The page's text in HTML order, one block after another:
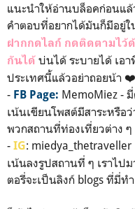
แนะนำให้อ่านบล็อคก่อนแล้
คำตอบที่อยากได้มันก็มีอยู่
ฝากกดไลก์ กดติดตามไว้
กันได้ บ่นได้ ระบายได้ เอ
ประเทศนี้แล้วอย่าถอยน้
- FB Page: MemoMiez -
เน้นเขียนโพสต์มีสาระหรือ
พวกสถานที่ท่องเที่ยวต่าง ๆ
- IG: miedya_thetraveller
เน้นลงรูปสถานที่ ๆ เราไป
ตอรี่จะเป็นลิงก์ blogs ที่มี่ทำ